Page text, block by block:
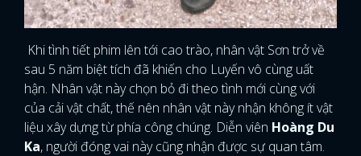
Khi tình tiết phim lên tới cao trào, nhân vật Sơn trở về
sau 5 năm biệt tích đã khiến cho Luyến vô cùng uất
hận. Nhân vật này chọn bỏ đi theo tình mới cùng với
của cải vật chất, thế nên nhân vật này nhận không ít vật
liệu xây dựng từ phía công chúng. Diễn viên Hoàng Du
Ka, người đóng vai này cũng nhận được sự quan tâm.